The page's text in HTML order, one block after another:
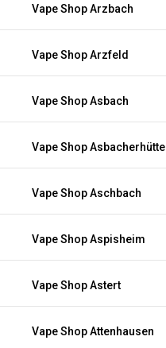
Vape Shop Arzbach
Vape Shop Arzfeld
Vape Shop Asbach
Vape Shop Asbacherhütte
Vape Shop Aschbach
Vape Shop Aspisheim
Vape Shop Astert
Vape Shop Attenhausen